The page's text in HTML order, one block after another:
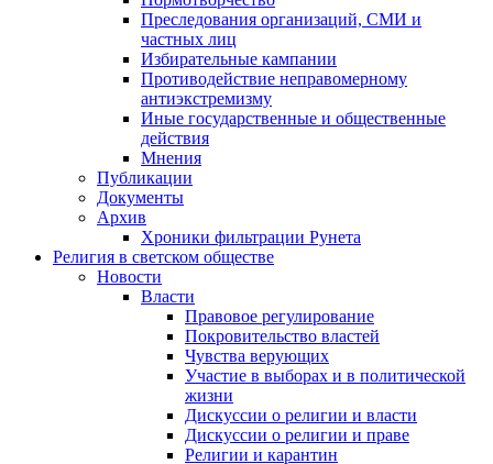
Преследования организаций, СМИ и
частных лиц
Избирательные кампании
Противодействие неправомерному
антиэкстремизму
Иные государственные и общественные
действия
Мнения
Публикации
Документы
Архив
Хроники фильтрации Рунета
Религия в светском обществе
Новости
Власти
Правовое регулирование
Покровительство властей
Чувства верующих
Участие в выборах и в политической
жизни
Дискуссии о религии и власти
Дискуссии о религии и праве
Религии и карантин